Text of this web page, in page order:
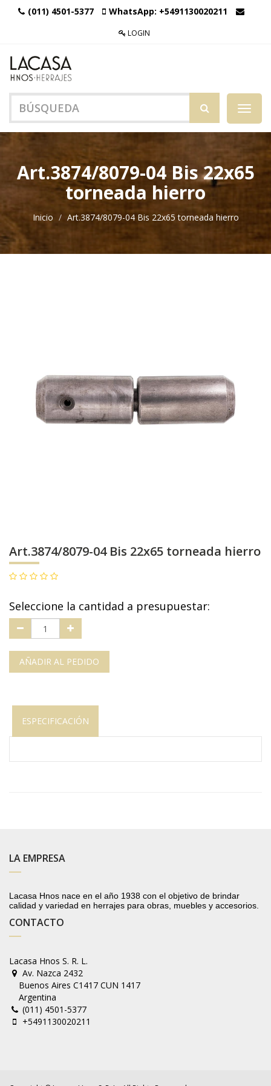
(011) 4501-5377 WhatsApp: +5491130020211
LOGIN
Menú
de
Art.3874/8079-04 Bis 22x65
torneada hierro
Inicio Art.3874/8079-04 Bis 22x65 torneada hierro
Art.3874/8079-04 Bis 22x65 torneada hierro
Seleccione la cantidad a presupuestar:
AÑADIR AL PEDIDO
ESPECIFICACIÓN
LA EMPRESA
Lacasa Hnos nace en el año 1938 con el objetivo de brindar
calidad y variedad en herrajes para obras, muebles y accesorios.
CONTACTO
Lacasa Hnos S. R. L.
Av. Nazca 2432
Buenos Aires C1417 CUN 1417
Argentina
(011) 4501-5377
+5491130020211